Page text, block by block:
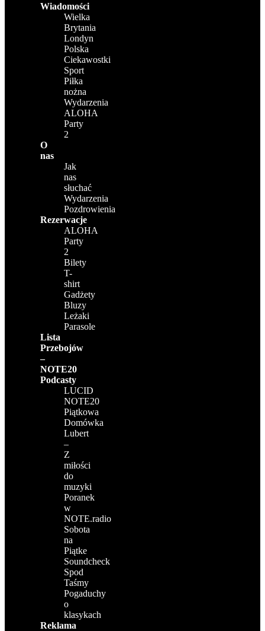
Wiadomości
Wielka
Brytania
Londyn
Polska
Ciekawostki
Sport
Piłka
nożna
Wydarzenia
ALOHA
Party
2
O
nas
Jak
nas
słuchać
Wydarzenia
Pozdrowienia
Rezerwacje
ALOHA
Party
2
Bilety
T-
shirt
Gadżety
Bluzy
Leżaki
Parasole
Lista
Przebojów
–
NOTE20
Podcasty
LUCID
NOTE20
Piątkowa
Domówka
Lubert
–
Z
miłości
do
muzyki
Poranek
w
NOTE.radio
Sobota
na
Piątke
Soundcheck
Spod
Taśmy
Pogaduchy
o
klasykach
Reklama